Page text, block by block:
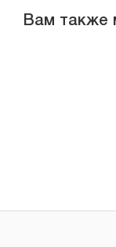
Вам также